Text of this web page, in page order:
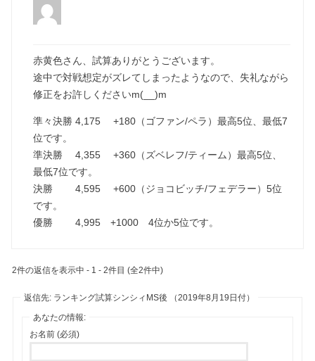
赤黄色さん、試算ありがとうございます。
途中で対戦想定がズレてしまったようなので、失礼ながら
修正をお許しくださいm(__)m
準々決勝 4,175 +180（ゴファン/ペラ）最高5位、最低7
位です。
準決勝 4,355 +360（ズベレフ/ティーム）最高5位、
最低7位です。
決勝 4,595 +600（ジョコビッチ/フェデラー）5位
です。
優勝 4,995 +1000 4位か5位です。
2件の返信を表示中 - 1 - 2件目 (全2件中)
返信先: ランキング試算シンシィMS後 （2019年8月19日付）
あなたの情報:
お名前 (必須)